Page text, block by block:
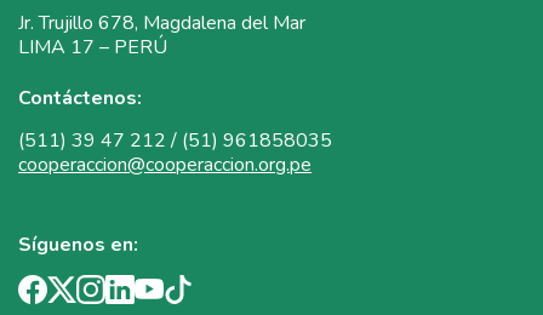
Jr. Trujillo 678, Magdalena del Mar
LIMA 17 – PERÚ
Contáctenos:
(511) 39 47 212 / (51) 961858035
cooperaccion@cooperaccion.org.pe
Síguenos en: